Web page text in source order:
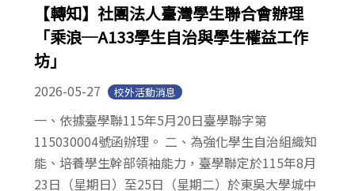
【轉知】社團法人臺灣學生聯合會辦理
「乘浪─A133學生自治與學生權益工作
坊」
2026-05-27 校外活動消息
一、依據臺學聯115年5月20日臺學聯字第
115030004號函辦理。 二、為強化學生自治組織知
能、培養學生幹部領袖能力，臺學聯定於115年8月
23日（星期日）至25日（星期二）於東吳大學城中